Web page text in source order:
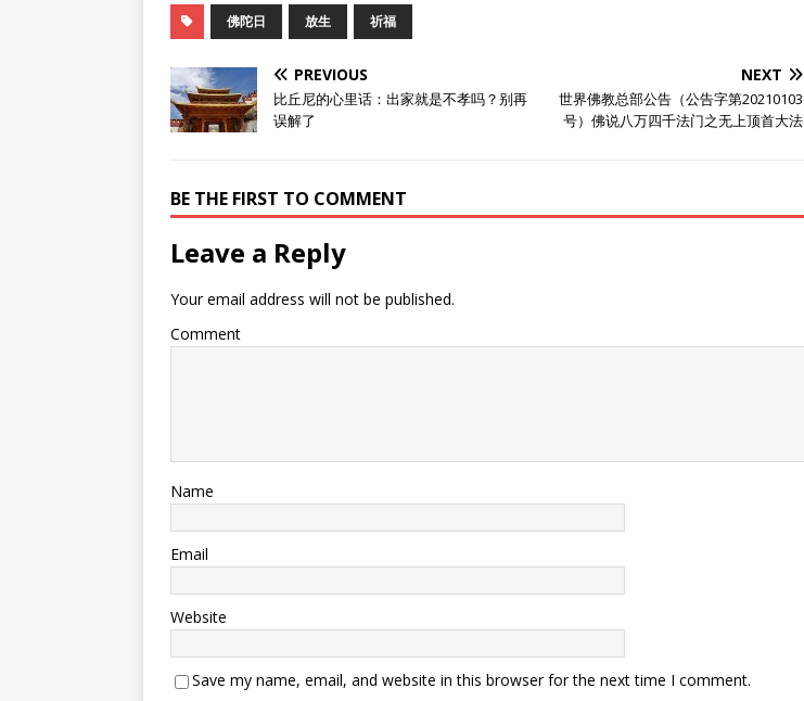
佛陀日 放生 祈福
PREVIOUS
比丘尼的心里话：出家就是不孝吗？别再
误解了
NEXT
世界佛教总部公告（公告字第20210103
号）佛说八万四千法门之无上顶首大法
BE THE FIRST TO COMMENT
Leave a Reply
Your email address will not be published.
Comment
Name
Email
Website
Save my name, email, and website in this browser for the next time I comment.